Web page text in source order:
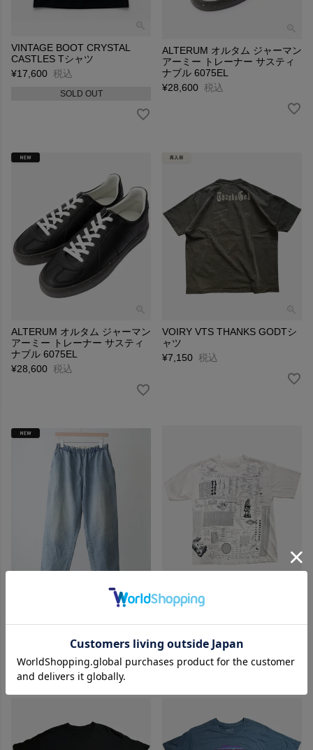
VINTAGE BOOT CRYSTAL
CASTLES Tシャツ
¥17,600 税込
SOLD OUT
ALTERUM オルタム ジャーマン
アーミー トレーナー サスティ
ナブル 6075EL
¥28,600 税込
ALTERUM オルタム ジャーマン
アーミー トレーナー サスティ
ナブル 6075EL
¥28,600 税込
VOIRY VTS THANKS GODTシ
ャツ
¥7,150 税込
UITU HIGH EASY WORK EASY
VINTAGE MATH HURTS 数学
シャツ
¥22,000 税込